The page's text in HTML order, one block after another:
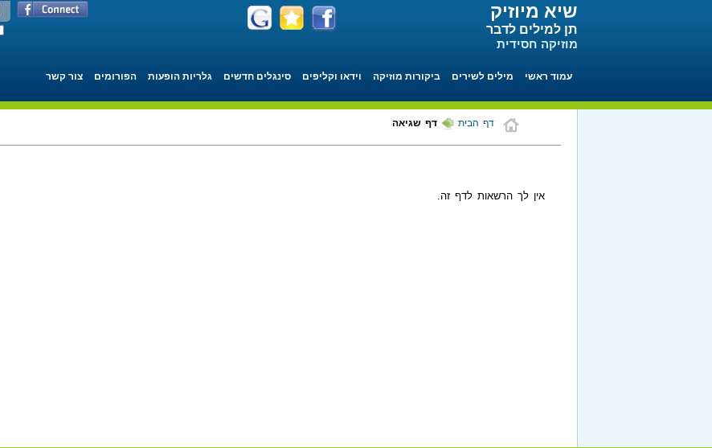
שיא מיוזיק
תן למילים לדבר
מוזיקה חסידית
עמוד ראשי מילים לשירים ביקורות מוזיקה וידאו וקליפים סינגלים חדשים גלריות הופעות הפורומים צור קשר
דף הבית דף שגיאה
אין לך הרשאות לדף זה.